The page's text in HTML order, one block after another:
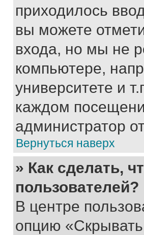
приходилось
вы можете
входа, но мы не
компьютере,
университете и
каждом
администратор
Вернуться наверх
» Как сделать,
пользователей?
В центре
опцию